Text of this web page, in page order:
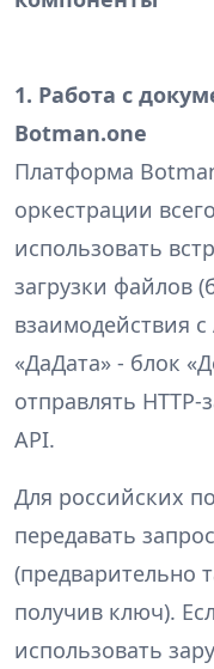
1. Работа с
Botman.one
Платформа
оркестрации
использовать
загрузки файлов
взаимодействия
«ДаДата» - блок
отправлять
API.
Для российских
передавать
(предварительно
получив ключ).
использовать